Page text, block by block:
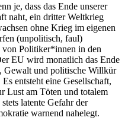
je, dass das Ende unserer
naht, ein dritter Weltkrieg
ohne Krieg im eigenen
(unpolitisch, faul)
von Politiker*innen in den
EU wird monatlich das Ende
Gewalt und politische Willkür
entsteht eine Gesellschaft,
Lust am Töten und totalem
latente Gefahr der
warnend nahelegt.